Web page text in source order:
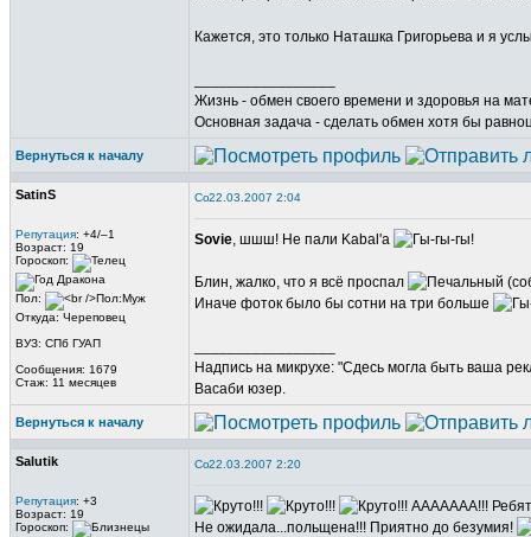
Кажется, это только Наташка Григорьева и я
Жизнь - обмен своего времени и здоровья на
Основная задача - сделать обмен хотя бы
Вернуться к началу
SatinS
Репутация: +4/–1
Возраст: 19
Гороскоп:
Пол:
Откуда: Череповец
ВУЗ: СПб ГУАП
Сообщения: 1679
Стаж: 11 месяцев
22.03.2007 2:04
Sovie, шшш! Не пали Kabal'a
Блин, жалко, что я всё проспал
Иначе фоток было бы сотни на три больше
Надпись на микрухе: "Сдесь могла быть ваша
Васаби юзер.
Вернуться к началу
Salutik
Репутация: +3
Возраст: 19
Гороскоп:
22.03.2007 2:20
ААААААА!!!
Не ожидала...польщена!!! Приятно до безумия!